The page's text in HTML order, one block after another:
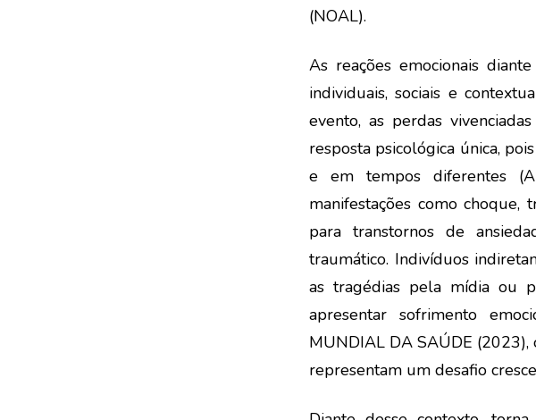
(NOAL).
As reações emocionais
individuais, sociais e
evento, as perdas
resposta psicológica única,
e em tempos diferentes
manifestações como
para transtornos de
traumático. Indivíduos
as tragédias pela mídia ou
apresentar sofrimento
MUNDIAL DA SAÚDE (2023),
representam um desafio